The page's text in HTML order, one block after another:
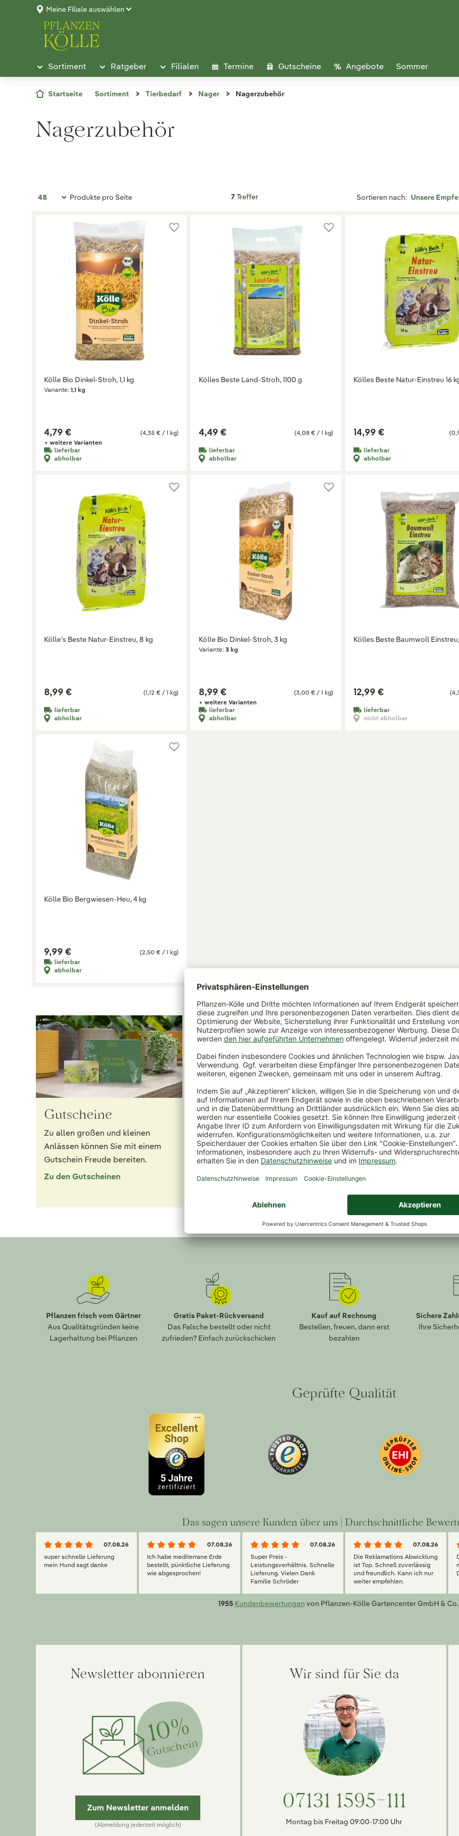
Meine Filiale auswählen
Sortiment Ratgeber Filialen Termine Gutscheine Angebote Sommer
Startseite Sortiment Tierbedarf Nager Nagerzubehör
Nagerzubehör
Produkte pro Seite 7Treffer Sortieren nach:
Kölle Bio Dinkel-Stroh, 1,1 kg
Variante: 1,1 kg
(4,35 € / 1 kg)
4,79 €
+ weitere Varianten
lieferbar
abholbar
Kölles Beste Land-Stroh, 1100 g
(4,08 € / 1 kg)
4,49 €
lieferbar
abholbar
Kölles Beste Natur-Einstreu 16
14,99 €
lieferbar
abholbar
Kölle's Beste Natur-Einstreu, 8 kg
(1,12 € / 1 kg)
8,99 €
lieferbar
abholbar
Kölle Bio Dinkel-Stroh, 3 kg
Variante: 3 kg
(3,00 € / 1 kg)
8,99 €
+ weitere Varianten
lieferbar
abholbar
Kölles Beste Baumwoll
12,99 €
lieferbar
nicht abholbar
Kölle Bio Bergwiesen-Heu, 4 kg
(2,50 € / 1 kg)
9,99 €
lieferbar
abholbar
Gutscheine
Zu allen großen und kleinen
Anlässen können Sie mit einem
Gutschein Freude bereiten.
Zu den Gutscheinen
12 gute Gründe für
Pflanzen-Kölle
Erfahren Sie hier, warum unsere
Kunden uns lieben und bei uns
einkaufen.
Ratgeber
In unserem Ratgeber
viele Informationen rund
Gärtnern und Pflegetipps
Pflanzen frisch vom Gärtner
Aus Qualitätsgründen keine
Lagerhaltung bei Pflanzen
Gratis Paket-Rückversand
Das Falsche bestellt oder nicht
zufrieden? Einfach zurückschicken
Kauf auf Rechnung
Bestellen, freuen, dann erst
bezahlen
Sichere
Ihre
Geprüfte Qualität
Das sagen unsere Kunden über uns | Durchschnittliche
07.08.26
super schnelle Lieferung
mein Hund sagt danke
07.08.26
Ich habe mediterrane Erde
bestellt, pünktliche Lieferung
wie abgesprochen!
07.08.26
Super Preis -
Leistungsverhältnis. Schnelle
Lieferung. Vielen Dank
Familie Schröder
07.08.26
Die Reklamations Abwicklung
ist Top. Schnell zuverlässig
und freundlich. Kann ich nur
weiter empfehlen.
1955 Kundenbewertungen von Pflanzen-Kölle Gartencenter GmbH & Co.
Newsletter abonnieren
10%
Gutschein
Zum Newsletter anmelden
(Abmeldung jederzeit möglich)
Wir sind für Sie da
07131 1595-111
Montag bis Freitag 09:00-17:00 Uhr